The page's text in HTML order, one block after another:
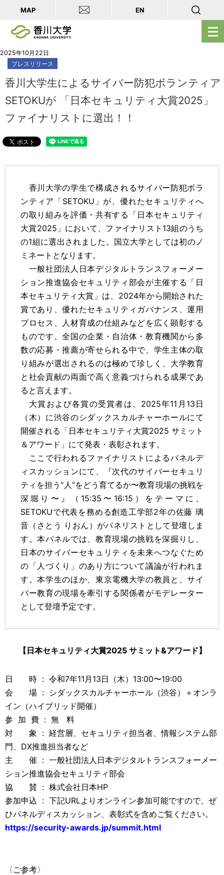
メ
ニ
を
開
く
MAP EN
2025年10月22日
プレスリリース
香川大学生によるサイバー防犯ボランティア
SETOKUが 「日本セキュリティ大賞2025」
ファイナリストに選出！！
香川大学の学生で構成されるサイバー防犯ボラ
ンティア「SETOKU」が、優れたセキュリティへ
の取り組みを評価・共有する「日本セキュリティ
大賞2025」において、ファイナリスト13組のうち
の1組に選出されました。国立大学としては初のノ
ミネートとなります。
一般社団法人日本デジタルトランスフォーメー
ション推進協会セキュリティ部会が主催する「日
本セキュリティ大賞」は、2024年から開始された
賞であり、優れたセキュリティガバナンス、運用
プロセス、人材育成の仕組みなどを広く顕彰する
ものです。全国の企業・自治体・教育機関から多
数の応募・推薦が寄せられる中で、学生主体の取
り組みが選出されるのは極めて珍しく、大学教育
と社会貢献の両面で高く意義づけられる成果であ
ると言えます。
大賞および各賞の受賞者は、2025年11月13日
（木）に渋谷のシダックスカルチャーホールにて
開催される「日本セキュリティ大賞2025 サミット
＆アワード」にて発表・表彰されます。
ここで行われるファイナリストによるパネルデ
ィスカッションにて、『次代のサイバーセキュリ
ティを担う“人”をどう育てるか〜教育現場の挑戦を
深堀り〜』（15:35〜16:15）をテーマに、
SETOKUで代表を務める創造工学部2年の佐藤 璃
音（さとう りおん）がパネリストとして登壇しま
す。本パネルでは、教育現場の挑戦を深掘りし、
日本のサイバーセキュリティを未来へつなぐため
の「人づくり」のあり方について議論が行われま
す。本学生のほか、東京電機大学の教員と、サイ
バー教育の現場を牽引する関係者がモデレーター
として登壇予定です。
【日本セキュリティ大賞2025 サミット&アワード】
日 時 : 令和7年11月13日（木）13:00〜19:00
会 場 : シダックスカルチャーホール（渋谷）＋オンラ
イン（ハイブリッド開催）
参 加 費 : 無 料
対 象 : 経営層、セキュリティ担当者、情報システム部
門、DX推進担当者など
主 催 : 一般社団法人日本デジタルトランスフォーメー
ション推進協会セキュリティ部会
協 賛 : 株式会社日本HP
参加申込 : 下記URLよりオンライン参加可能ですので、ぜ
ひパネルディスカッション、表彰式を含めご覧ください。
https://security-awards.jp/summit.html
〈ご参考〉